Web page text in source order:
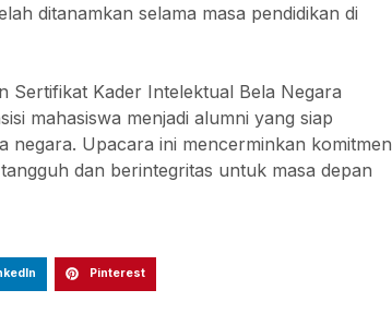
ditanamkan selama masa pendidikan di
Sertifikat Kader Intelektual Bela Negara
mahasiswa menjadi alumni yang siap
negara. Upacara ini mencerminkan komitmen
dan berintegritas untuk masa depan
Pinterest